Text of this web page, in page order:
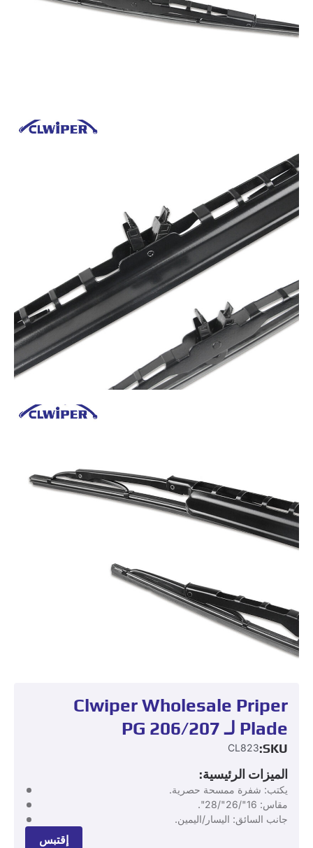
Clwiper Wholesale Priper
Plade لـ PG 206/207
SKU:
CL823
الميزات الرئيسية:
يكتب: شفرة ممسحة حصرية.
مقاس: 16"/26"/28".
جانب السائق: اليسار/اليمين.
إقتبس